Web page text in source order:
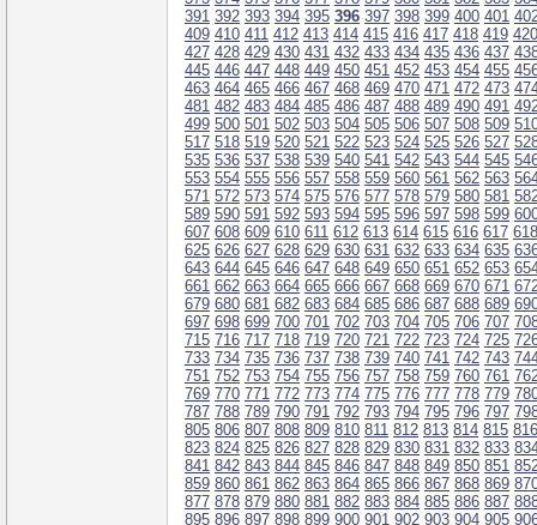
391 392 393 394 395 396 397 398 399 400 401
409 410 411 412 413 414 415 416 417 418 419 420
427 428 429 430 431 432 433 434 435 436 437
445 446 447 448 449 450 451 452 453 454 455
463 464 465 466 467 468 469 470 471 472 473
481 482 483 484 485 486 487 488 489 490 491
499 500 501 502 503 504 505 506 507 508 509
517 518 519 520 521 522 523 524 525 526 527
535 536 537 538 539 540 541 542 543 544 545
553 554 555 556 557 558 559 560 561 562 563
571 572 573 574 575 576 577 578 579 580 581
589 590 591 592 593 594 595 596 597 598 599
607 608 609 610 611 612 613 614 615 616 617 618
625 626 627 628 629 630 631 632 633 634 635
643 644 645 646 647 648 649 650 651 652 653
661 662 663 664 665 666 667 668 669 670 671
679 680 681 682 683 684 685 686 687 688 689
697 698 699 700 701 702 703 704 705 706 707
715 716 717 718 719 720 721 722 723 724 725
733 734 735 736 737 738 739 740 741 742 743
751 752 753 754 755 756 757 758 759 760 761
769 770 771 772 773 774 775 776 777 778 779
787 788 789 790 791 792 793 794 795 796 797
805 806 807 808 809 810 811 812 813 814 815 816
823 824 825 826 827 828 829 830 831 832 833
841 842 843 844 845 846 847 848 849 850 851
859 860 861 862 863 864 865 866 867 868 869
877 878 879 880 881 882 883 884 885 886 887
895 896 897 898 899 900 901 902 903 904 905